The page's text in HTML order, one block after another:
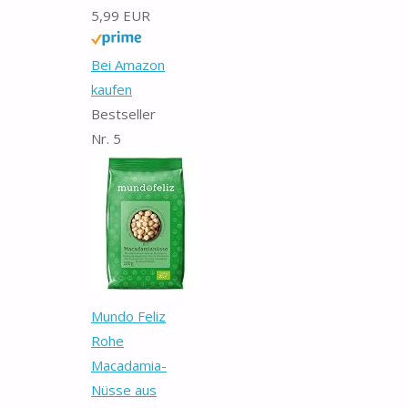
5,99 EUR
Bei Amazon
kaufen
Bestseller
Nr. 5
Mundo Feliz
Rohe
Macadamia-
Nüsse aus